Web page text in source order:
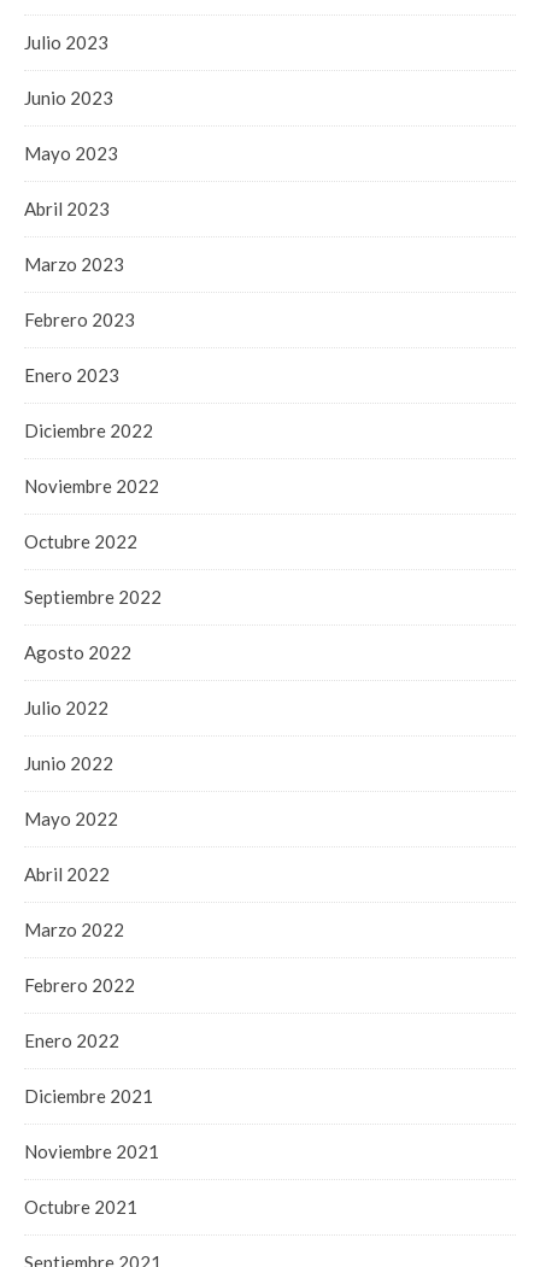
Julio 2023
Junio 2023
Mayo 2023
Abril 2023
Marzo 2023
Febrero 2023
Enero 2023
Diciembre 2022
Noviembre 2022
Octubre 2022
Septiembre 2022
Agosto 2022
Julio 2022
Junio 2022
Mayo 2022
Abril 2022
Marzo 2022
Febrero 2022
Enero 2022
Diciembre 2021
Noviembre 2021
Octubre 2021
Septiembre 2021